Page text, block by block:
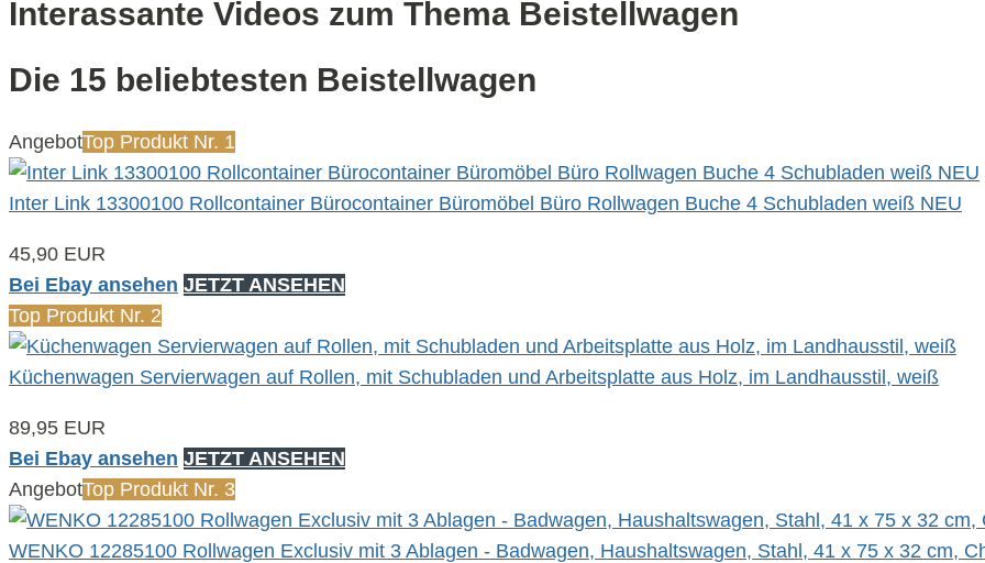
Interassante Videos zum Thema Beistellwagen
Die 15 beliebtesten Beistellwagen
AngebotTop Produkt Nr. 1
Inter Link 13300100 Rollcontainer Bürocontainer Büromöbel Büro Rollwagen Buche 4 Schubladen weiß NEU
45,90 EUR
Bei Ebay ansehen JETZT ANSEHEN
Top Produkt Nr. 2
Küchenwagen Servierwagen auf Rollen, mit Schubladen und Arbeitsplatte aus Holz, im Landhausstil, weiß
89,95 EUR
Bei Ebay ansehen JETZT ANSEHEN
AngebotTop Produkt Nr. 3
WENKO 12285100 Rollwagen Exclusiv mit 3 Ablagen - Badwagen, Haushaltswagen, Stahl, 41 x 75 x 32 cm,